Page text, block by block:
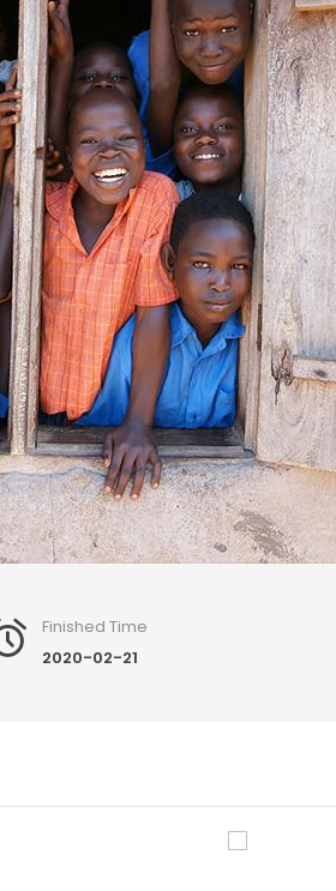
Finished Time
2020-02-21